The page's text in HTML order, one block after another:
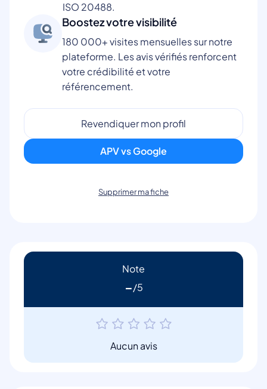
ISO 20488.
Boostez votre visibilité
180 000+ visites mensuelles sur notre
plateforme. Les avis vérifiés renforcent
votre crédibilité et votre
référencement.
Revendiquer mon profil
APV vs Google
Supprimer ma fiche
Note
-
Aucun avis